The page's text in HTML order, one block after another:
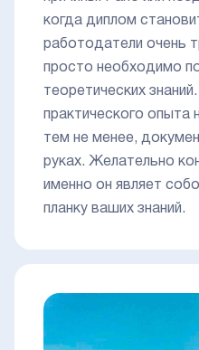
когда диплом
работодатели очень
просто необходимо
теоретических
практического опыта
тем не менее,
руках. Желательно
именно он являет
планку ваших знаний.